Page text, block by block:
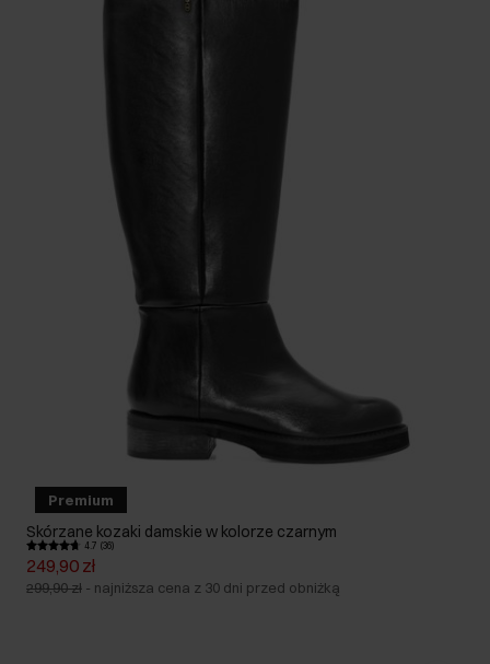
Premium
Skórzane kozaki damskie w kolorze czarnym
4.7 (36)
249,90 zł
299,90 zł - najniższa cena z 30 dni przed obniżką